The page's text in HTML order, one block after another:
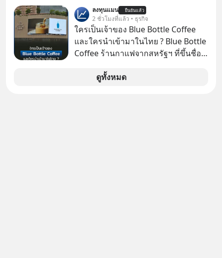
Dalio ชายผู้เคยทำนายวิกฤตเศรษฐกิจ
มาแล้วหลายต่อหลายครั้ง ออกมาส่ง
สัญญาณเตือนระเบิดเวลาลูกใหม่ที่
กำลังก่อตัวขึ้น จาก "ระเบิดหนี้สิน
AI" ที่ผู้คนกำลังแห่ไล่ราคาอย่างบ้าคลั่ง
บทเรียนจากประวัติศาสตร์ 500 ปี บอก
ลงทุนแมน ยืนยันแล้ว
2 ชั่วโมงที่แล้ว • ธุรกิจ
ใครเป็นเจ้าของ Blue Bottle Coffee
และใครนำเข้ามาในไทย ? Blue Bottle
Coffee ร้านกาแฟจากสหรัฐฯ ที่ขึ้นชื่อ
แรกในประเทศไทย ที่ Central Park
ดูทั้งหมด